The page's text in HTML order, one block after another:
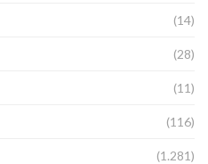
(14)
(28)
(11)
(116)
(1.281)